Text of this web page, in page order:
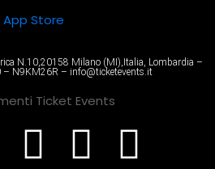
N.10,20158 Milano (MI),Italia, Lombardia –
– N9KM26R – info@ticketevents.it